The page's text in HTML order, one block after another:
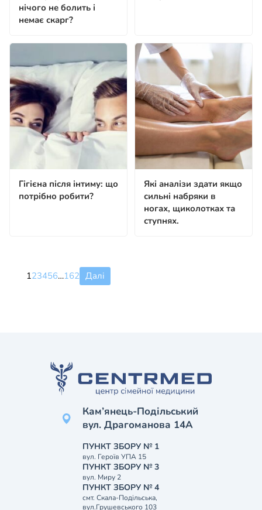
нічого не болить і
немає скарг?
Гігієна після інтиму: що
потрібно робити?
Які аналізи здати якщо
сильні набряки в
ногах, щиколотках та
ступнях.
123456…162 Далі
Кам’янець-Подільський
вул. Драгоманова 14А
ПУНКТ ЗБОРУ № 1
вул. Героїв УПА 15
ПУНКТ ЗБОРУ № 3
вул. Миру 2
ПУНКТ ЗБОРУ № 4
смт. Скала-Подільська,
вул.Грушевського 103